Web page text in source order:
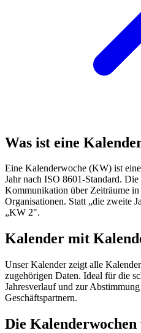
Was ist eine
Eine Kalenderwoche (KW) ist
Jahr nach ISO 8601-Standard.
Kommunikation über Zeiträume
Organisationen. Statt „die zweite
„KW 2".
Kalender mit
Unser Kalender zeigt alle
zugehörigen Daten. Ideal für die
Jahresverlauf und zur
Geschäftspartnern.
Die Kalenderwochen